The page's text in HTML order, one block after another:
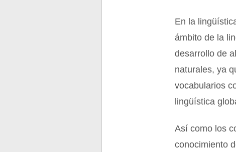
En la
ámbito de la
desarrollo de
naturales, ya
vocabularios
lingüística
Así como los
conocimiento